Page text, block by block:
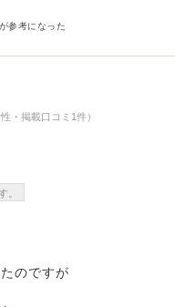
参考になった
・掲載口コミ1件）
。
のですが